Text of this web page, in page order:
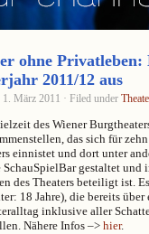
ohne Privatleben:
2011/12 aus
März 2011 · Filed under
des Wiener
das sich für
einnistet und dort unter
gestaltet und
des Theaters beteiligt ist.
18 Jahre), die bereits über
inklusive aller
Nähere Infos –> hier.